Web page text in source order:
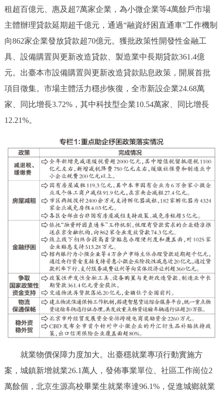
租超百億元、惠及超7萬家企業，為小微企業等4萬餘戶市場
主體辦理貸款延期超千億元，通過“融資紓困直通車”工作機制
向862家企業發放貸款超70億元。獲批政策性開發性金融工
具、設備購置與更新改造貸款、製造業中長期貸款361.4億
元。出臺本市設備購置與更新改造貸款貼息政策，開展首批
項目徵集。市場主體活力穩步恢復，全市新設企業24.68萬
家、同比增長3.72%，其中科技型企業10.54萬家、同比增長
12.21%。
就業物價保障力度加大。出臺穩就業專項行動實施方
案，城鎮新增就業26.1萬人，發佈事業單位、社區工作崗位2
萬餘個，北京生源高校畢業生就業率達96.1%，促進城鄉就業